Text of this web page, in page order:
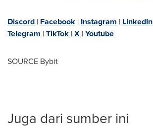
Discord | Facebook | Instagram | LinkedIn
Telegram |TikTok |X |Youtube
SOURCE Bybit
Juga dari sumber ini